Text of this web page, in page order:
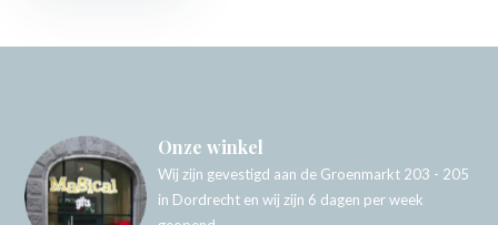
Onze winkel
Wij zijn gevestigd aan de Groenmarkt 203 - 205
in Dordrecht en wij zijn 6 dagen per week